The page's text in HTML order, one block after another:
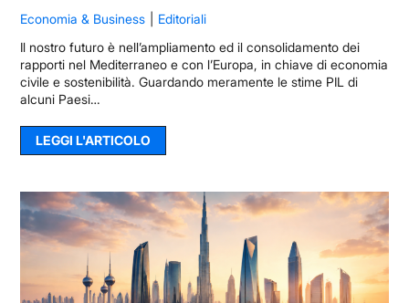
Economia & Business
Editoriali
Il nostro futuro è nell’ampliamento ed il consolidamento dei
rapporti nel Mediterraneo e con l’Europa, in chiave di economia
civile e sostenibilità. Guardando meramente le stime PIL di
alcuni Paesi…
LEGGI L'ARTICOLO